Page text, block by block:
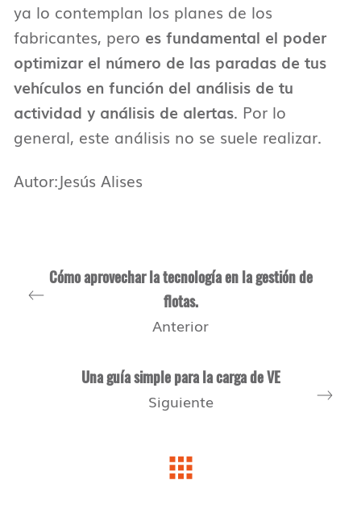
ya lo contemplan los planes de los
fabricantes, pero es fundamental el poder
optimizar el número de las paradas de tus
vehículos en función del análisis de tu
actividad y análisis de alertas. Por lo
general, este análisis no se suele realizar.
Autor:Jesús Alises
Cómo aprovechar la tecnología en la gestión de
flotas.
Anterior
Una guía simple para la carga de VE
Siguiente